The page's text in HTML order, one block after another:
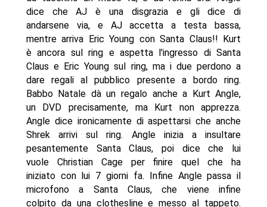
dice che AJ è una disgrazia e gli dice di
andarsene via, e AJ accetta a testa bassa,
mentre arriva Eric Young con Santa Claus!! Kurt
è ancora sul ring e aspetta l'ingresso di Santa
Claus e Eric Young sul ring, ma i due perdono a
dare regali al pubblico presente a bordo ring.
Babbo Natale dà un regalo anche a Kurt Angle,
un DVD precisamente, ma Kurt non apprezza.
Angle dice ironicamente di aspettarsi che anche
Shrek arrivi sul ring. Angle inizia a insultare
pesantemente Santa Claus, poi dice che lui
vuole Christian Cage per finire quel che ha
iniziato con lui 7 giorni fa. Infine Angle passa il
microfono a Santa Claus, che viene infine
colpito da una clothesline e messo al tappeto.